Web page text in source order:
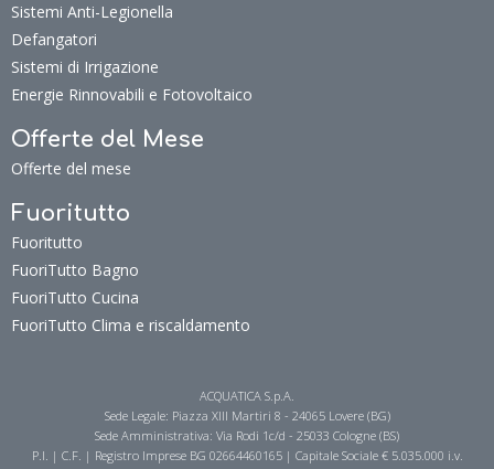
Sistemi Anti-Legionella
Defangatori
Sistemi di Irrigazione
Energie Rinnovabili e Fotovoltaico
Offerte del Mese
Offerte del mese
Fuoritutto
Fuoritutto
FuoriTutto Bagno
FuoriTutto Cucina
FuoriTutto Clima e riscaldamento
ACQUATICA S.p.A.
Sede Legale: Piazza XIII Martiri 8 - 24065 Lovere (BG)
Sede Amministrativa: Via Rodi 1c/d - 25033 Cologne (BS)
P.I. | C.F. | Registro Imprese BG 02664460165 | Capitale Sociale € 5.035.000 i.v.